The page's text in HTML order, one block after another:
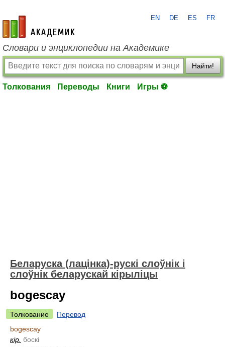
academic.ru
EN DE ES FR
Словари и энциклопедии на Академике
Найти!
Толкования Переводы Книги Игры ⚽
Беларуска (лацінка)-рускі слоўнік і
слоўнік беларускай кірыліцы
bogescay
Толкование
Перевод
bogescay
кір. боскі